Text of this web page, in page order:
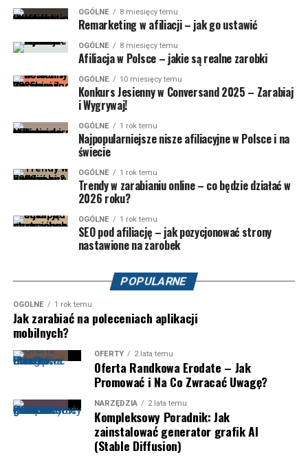
OGÓLNE 8 miesięcy temu
Remarketing w afiliacji – jak go ustawić
OGÓLNE 8 miesięcy temu
Afiliacja w Polsce – jakie są realne zarobki
OGÓLNE 10 miesięcy temu
Konkurs Jesienny w Conversand 2025 – Zarabiaj
i Wygrywaj!
OGÓLNE 1 rok temu
Najpopularniejsze nisze afiliacyjne w Polsce i na
świecie
OGÓLNE 1 rok temu
Trendy w zarabianiu online – co będzie działać w
2026 roku?
OGÓLNE 1 rok temu
SEO pod afiliację – jak pozycjonować strony
nastawione na zarobek
POPULARNE
OGÓLNE 1 rok temu
Jak zarabiać na poleceniach aplikacji
mobilnych?
OFERTY 2 lata temu
Oferta Randkowa Erodate – Jak
Promować i Na Co Zwracać Uwagę?
NARZĘDZIA 2 lata temu
Kompleksowy Poradnik: Jak
zainstalować generator grafik AI
(Stable Diffusion)